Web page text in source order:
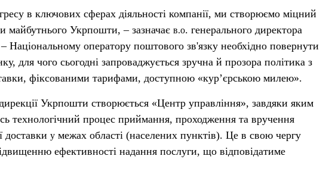
в ключових сферах діяльності компанії, ми створюємо міцний
майбутнього Укрпошти, – зазначає в.о. генерального директора
Національному оператору поштового зв'язку необхідно повернути
для чого сьогодні запроваджується зручна й прозора політика з
фіксованими тарифами, доступною «кур’єрською милею».
Укрпошти створюється «Центр управління», завдяки яким
технологічний процес приймання, проходження та вручення
доставки у межах області (населених пунктів). Це в свою чергу
ефективності надання послуги, що відповідатиме